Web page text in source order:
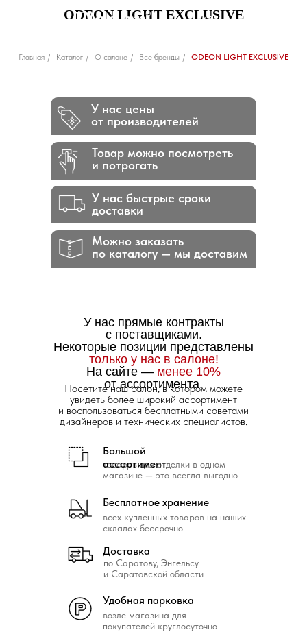
ODEON LIGHT EXCLUSIVE
Главная / Каталог / О салоне / Все бренды / ODEON LIGHT EXCLUSIVE
Можно заказать
по каталогу — мы доставим
У нас быстрые сроки
доставки
Товар можно посмотреть
и потрогать
У нас цены
от производителей
возле магазина для
покупателей круглосуточно
Удобная парковка
всех купленных товаров на наших
складах бессрочно
Бесплатное хранение
товаров для отделки в одном
магазине — это всегда выгодно
Большой
ассортимент
по Саратову, Энгельсу
и Саратовской области
Доставка
У нас прямые контракты
с поставщиками.
Некоторые позиции представлены
только у нас в салоне!
На сайте — менее 10%
от ассортимента.
Посетите наш салон, в котором можете
увидеть более широкий ассортимент
и воспользоваться бесплатными советами
дизайнеров и технических специалистов.